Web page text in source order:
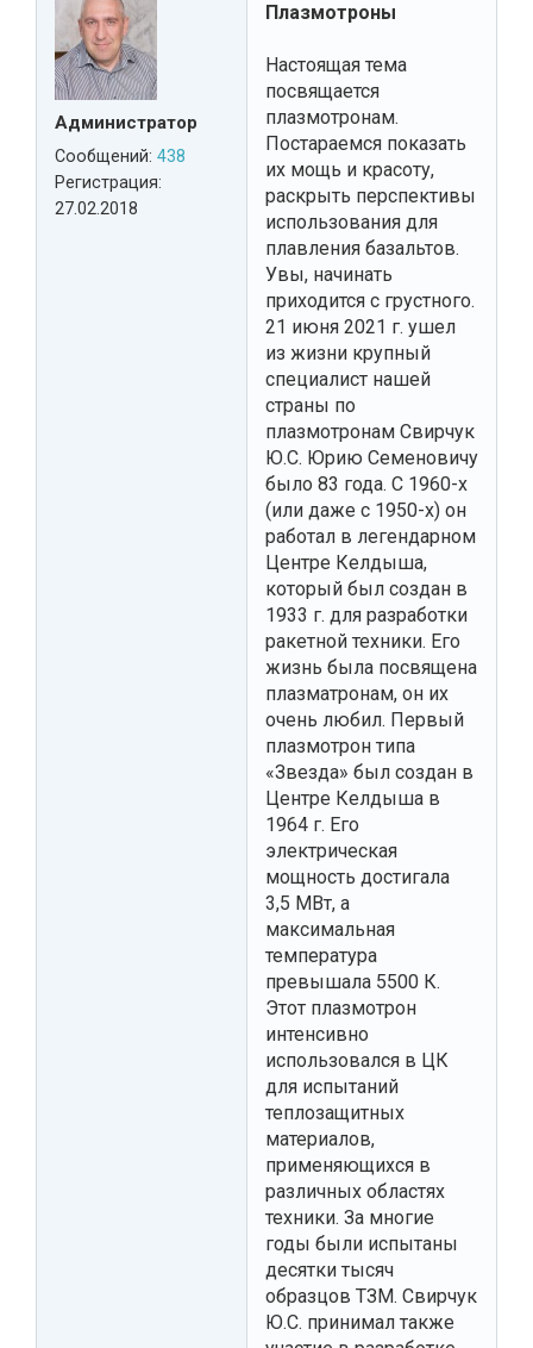
Администратор
Сообщений: 438
Регистрация:
27.02.2018
Плазмотроны
Настоящая тема
посвящается
плазмотронам.
Постараемся показать
их мощь и красоту,
раскрыть перспективы
использования для
плавления базальтов.
Увы, начинать
приходится с грустного.
21 июня 2021 г. ушел
из жизни крупный
специалист нашей
страны по
плазмотронам Свирчук
Ю.С. Юрию Семеновичу
было 83 года. С 1960-х
(или даже с 1950-х) он
работал в легендарном
Центре Келдыша,
который был создан в
1933 г. для разработки
ракетной техники. Его
жизнь была посвящена
плазматронам, он их
очень любил. Первый
плазмотрон типа
«Звезда» был создан в
Центре Келдыша в
1964 г. Его
электрическая
мощность достигала
3,5 МВт, а
максимальная
температура
превышала 5500 К.
Этот плазмотрон
интенсивно
использовался в ЦК
для испытаний
теплозащитных
материалов,
применяющихся в
различных областях
техники. За многие
годы были испытаны
десятки тысяч
образцов ТЗМ. Свирчук
Ю.С. принимал также